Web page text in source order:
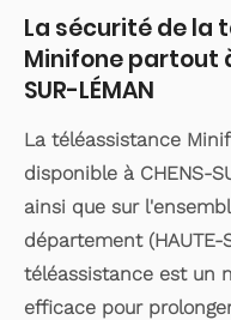
La sécurité de la
Minifone partout
SUR-LÉMAN
La téléassistance
disponible à CHENS-
ainsi que sur
département (HAUTE-
téléassistance est un
efficace pour